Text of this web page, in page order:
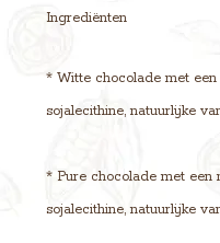
Ingrediënten
* Witte chocolade met een
sojalecithine, natuurlijke
* Pure chocolade met een
sojalecithine, natuurlijke